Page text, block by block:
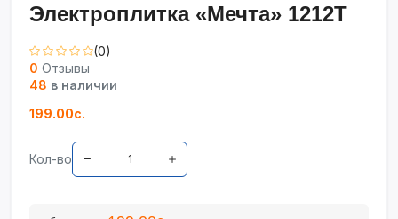
Электроплитка «Мечта» 1212Т
(0)
0 Отзывы
48 в наличии
199.00с.
Кол-во